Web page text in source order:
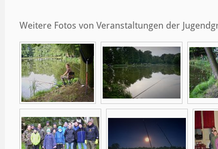
Weitere Fotos von Veranstaltungen der